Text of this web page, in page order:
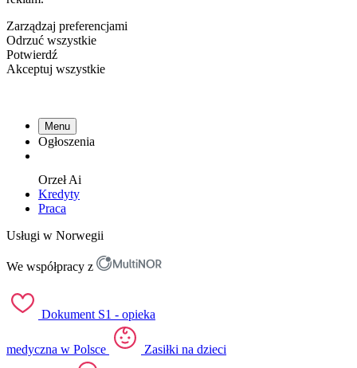
Zarządzaj preferencjami
Odrzuć wszystkie
Potwierdź
Akceptuj wszystkie
Menu
Ogłoszenia
OrzełAi
Kredyty
Praca
Usługi w Norwegii
We współpracy z
Dokument S1 - opieka
medyczna w Polsce Zasiłki na dzieci